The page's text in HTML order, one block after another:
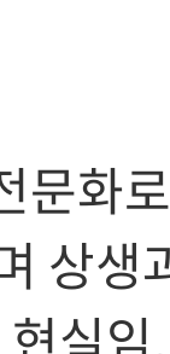
문화
상생
실임.